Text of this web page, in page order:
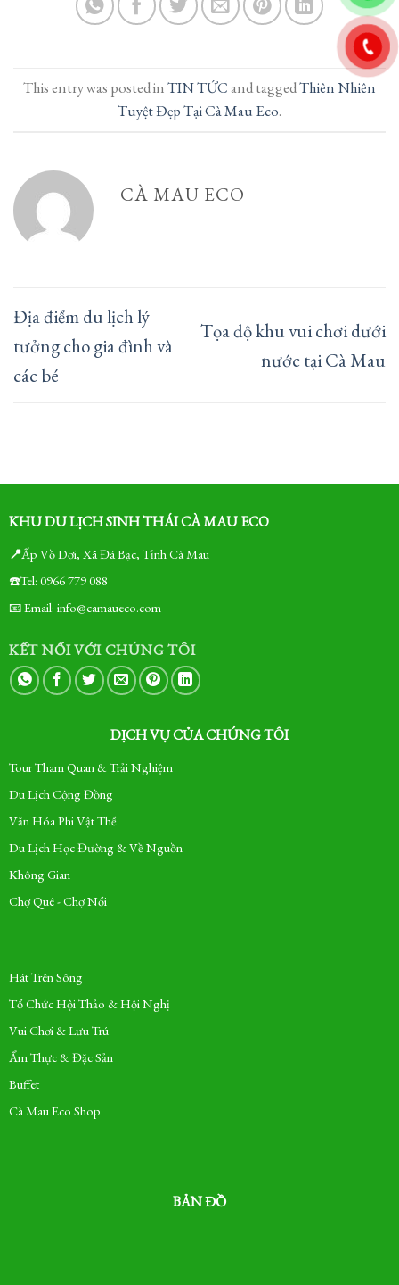
This entry was posted inTIN TỨCand taggedThiên Nhiên
Tuyệt Đẹp Tại Cà Mau Eco.
CÀ MAU ECO
Địa điểm du lịch lý
tưởng cho gia đình và
các bé
Tọa độ khu vui chơi dưới
nước tại Cà Mau
KHU DU LỊCH SINH THÁI CÀ MAU ECO
📍Ấp Vồ Dơi, Xã Đá Bạc, Tỉnh Cà Mau
☎️Tel: 0966 779 088
📧 Email: info@camaueco.com
KẾT NỐI VỚI CHÚNG TÔI
DỊCH VỤ CỦA CHÚNG TÔI
Tour Tham Quan & Trải Nghiệm
Du Lịch Cộng Đồng
Văn Hóa Phi Vật Thể
Du Lịch Học Đường & Về Nguồn
Không Gian
Chợ Quê - Chợ Nổi
Hát Trên Sông
Tổ Chức Hội Thảo & Hội Nghị
Vui Chơi & Lưu Trú
Ẩm Thực & Đặc Sản
Buffet
Cà Mau Eco Shop
BẢN ĐỒ